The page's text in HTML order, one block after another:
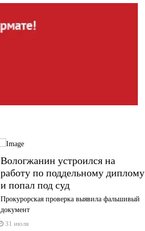
Вологжанин устроился на
работу по поддельному диплому
и попал под суд
Прокурорская проверка выявила фальшивый
документ
31 июля